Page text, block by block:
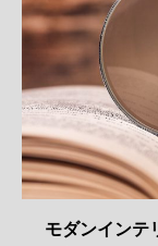
モダンインテ